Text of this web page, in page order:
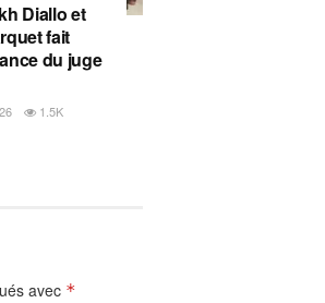
Diallo et
fait
du juge
1.5K
avec *